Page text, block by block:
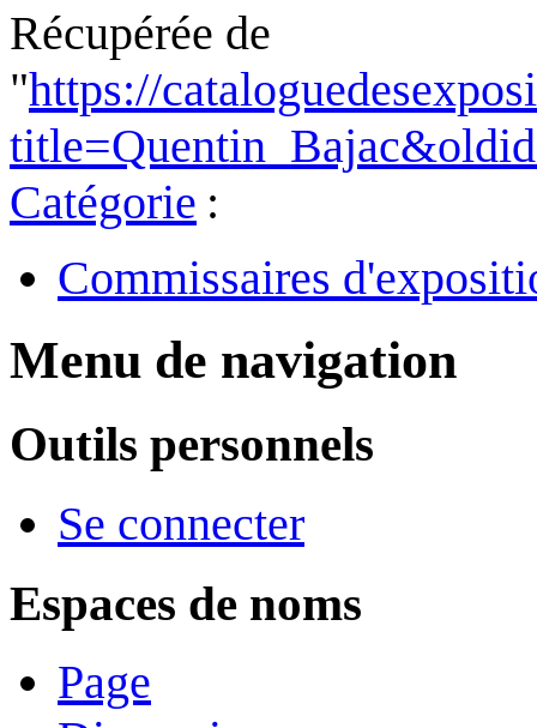
Récupérée de
"https://
Catégorie :
Commissaires
Menu de navigation
Outils personnels
Se connecter
Espaces de noms
Page